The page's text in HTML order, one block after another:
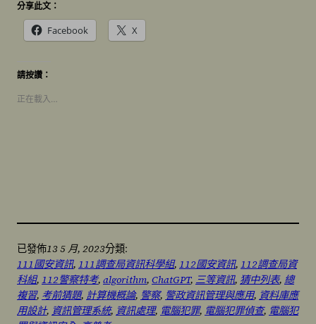
分享此文：
Facebook X
請按讚：
正在載入…
已發佈13 5 月, 2023分類:
111國安資訊, 111調查局資訊科學組, 112國安資訊, 112調查局資
科組, 112警察特考, algorithm, ChatGPT, 三等資訊, 猜中列表, 總
複習, 考前猜題, 計算機概論, 警察, 警政資訊管理與應用, 資料庫應
用設計, 資訊管理系統, 資訊處理, 電腦犯罪, 電腦犯罪偵查, 電腦犯